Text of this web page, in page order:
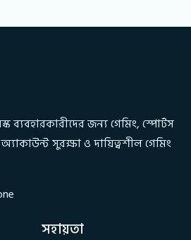
ব্যবহারকারীদের জন্য গেমিং, স্পোর্টস
সুরক্ষা ও দায়িত্বশীল গেমিং
সহায়তা